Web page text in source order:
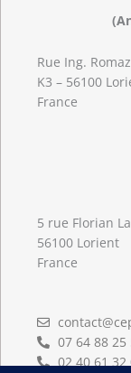
Rue Ing.
K3 – 56100
France
5 rue Florian
56100 Lorient
France
07 64 88 25
02 40 61 32